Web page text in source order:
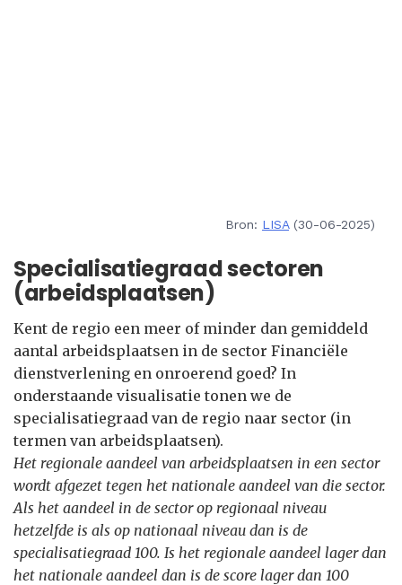
Bron: LISA(30-06-2025)
Specialisatiegraad sectoren
(arbeidsplaatsen)
Kent de regio een meer of minder dan gemiddeld
aantal arbeidsplaatsen in de sector Financiële
dienstverlening en onroerend goed? In
onderstaande visualisatie tonen we de
specialisatiegraad van de regio naar sector (in
termen van arbeidsplaatsen).
Het regionale aandeel van arbeidsplaatsen in een sector
wordt afgezet tegen het nationale aandeel van die sector.
Als het aandeel in de sector op regionaal niveau
hetzelfde is als op nationaal niveau dan is de
specialisatiegraad 100. Is het regionale aandeel lager dan
het nationale aandeel dan is de score lager dan 100